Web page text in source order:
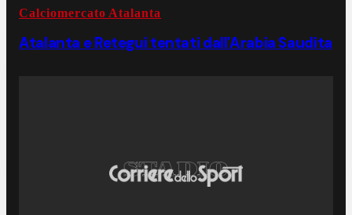
Calciomercato Atalanta
Atalanta e Retegui tentati dall'Arabia Saudita